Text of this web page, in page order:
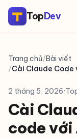
TopDev
Trang chủ/Bài viết
/Cài Claude Code
2 tháng 5, 2026·
Cài
code với